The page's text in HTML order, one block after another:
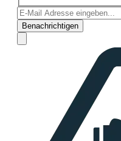
Benachrichtigen